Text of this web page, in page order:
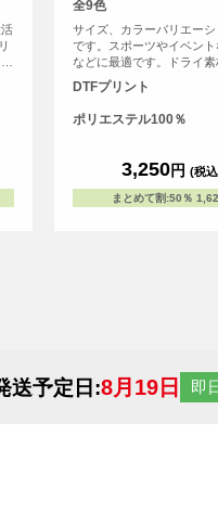
全9色
サイズ、カラーバリエー
です。スポーツやイベン
などに最適です。ドライ
性・速乾性も高いアイテム
DTFプリント
ポリエステル100％
3,250円 (税
まとめて割:50％
送予定日:8月19日 即